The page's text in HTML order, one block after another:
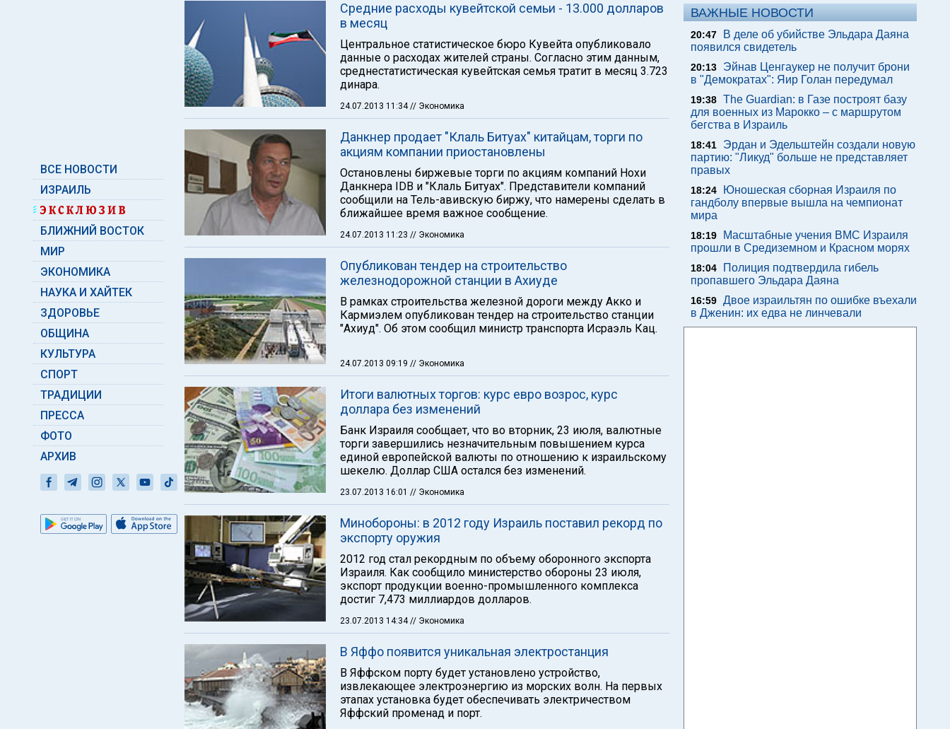
ВСЕ НОВОСТИ
ИЗРАИЛЬ
БЛИЖНИЙ ВОСТОК
МИР
ЭКОНОМИКА
НАУКА И ХАЙТЕК
ЗДОРОВЬЕ
ОБЩИНА
КУЛЬТУРА
СПОРТ
ТРАДИЦИИ
ПРЕССА
ФОТО
АРХИВ
Cредние расходы кувейтской семьи - 13.000 долларов
в месяц
Центральное статистическое бюро Кувейта опубликовало
данные о расходах жителей страны. Согласно этим данным,
среднестатистическая кувейтская семья тратит в месяц 3.723
динара.
24.07.2013 11:34// Экономика
Данкнер продает "Клаль Битуах" китайцам, торги по
акциям компании приостановлены
Остановлены биржевые торги по акциям компаний Нохи
Данкнера IDB и "Клаль Битуах". Представители компаний
сообщили на Тель-авивскую биржу, что намерены сделать в
ближайшее время важное сообщение.
24.07.2013 11:23 // Экономика
Опубликован тендер на строительство
железнодорожной станции в Ахиуде
В рамках строительства железной дороги между Акко и
Кармиэлем опубликован тендер на строительство станции
"Ахиуд". Об этом сообщил министр транспорта Исраэль Кац.
24.07.2013 09:19 // Экономика
Итоги валютных торгов: курс евро возрос, курс
доллара без изменений
Банк Израиля сообщает, что во вторник, 23 июля, валютные
торги завершились незначительным повышением курса
единой европейской валюты по отношению к израильскому
шекелю. Доллар США остался без изменений.
23.07.2013 16:01 // Экономика
Минобороны: в 2012 году Израиль поставил рекорд по
экспорту оружия
2012 год стал рекордным по объему оборонного экспорта
Израиля. Как сообщило министерство обороны 23 июля,
экспорт продукции военно-промышленного комплекса
достиг 7,473 миллиардов долларов.
23.07.2013 14:34// Экономика
В Яффо появится уникальная электростанция
В Яффском порту будет установлено устройство,
извлекающее электроэнергию из морских волн. На первых
этапах установка будет обеспечивать электричеством
Яффский променад и порт.
ВАЖНЫЕ НОВОСТИ
20:47
В деле об убийстве Эльдара Даяна
появился свидетель
20:13
Эйнав Ценгаукер не получит брони
в "Демократах": Яир Голан передумал
19:38 The Guardian: в Газе построят базу
для военных из Марокко – с маршрутом
бегства в Израиль
18:41
Эрдан и Эдельштейн создали новую
партию: "Ликуд" больше не представляет
правых
18:24
Юношеская сборная Израиля по
гандболу впервые вышла на чемпионат
мира
18:19
Масштабные учения ВМС Израиля
прошли в Средиземном и Красном морях
18:04
Полиция подтвердила гибель
пропавшего Эльдара Даяна
16:59 Двое израильтян по ошибке въехали
в Дженин: их едва не линчевали